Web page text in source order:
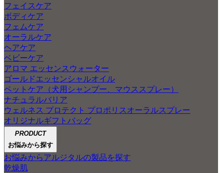
フェイスケア
ボディケア
フェムケア
オーラルケア
ヘアケア
ベビーケア
アロマ エッセンスウォーター
ゴールドエッセンシャルオイル
ペットケア（犬用シャンプー、マウススプレー）
ナチュラルバリア
ウェルネス プロテクト プロポリスオーラルスプレー
オリジナルギフトバッグ
PRODUCT
お悩みから探す
お悩みからアルジタルの製品を探す
乾燥肌